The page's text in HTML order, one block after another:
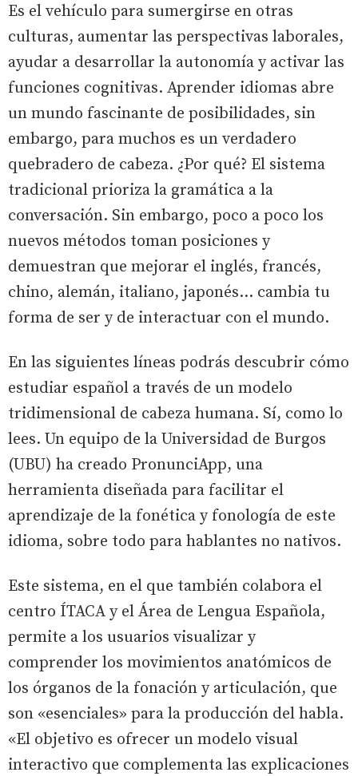
Es el vehículo para sumergirse en otras
culturas, aumentar las perspectivas laborales,
ayudar a desarrollar la autonomía y activar las
funciones cognitivas. Aprender idiomas abre
un mundo fascinante de posibilidades, sin
embargo, para muchos es un verdadero
quebradero de cabeza. ¿Por qué? El sistema
tradicional prioriza la gramática a la
conversación. Sin embargo, poco a poco los
nuevos métodos toman posiciones y
demuestran que mejorar el inglés, francés,
chino, alemán, italiano, japonés… cambia tu
forma de ser y de interactuar con el mundo.
En las siguientes líneas podrás descubrir cómo
estudiar español a través de un modelo
tridimensional de cabeza humana. Sí, como lo
lees. Un equipo de la Universidad de Burgos
(UBU) ha creado PronunciApp, una
herramienta diseñada para facilitar el
aprendizaje de la fonética y fonología de este
idioma, sobre todo para hablantes no nativos.
Este sistema, en el que también colabora el
centro ÍTACA y el Área de Lengua Española,
permite a los usuarios visualizar y
comprender los movimientos anatómicos de
los órganos de la fonación y articulación, que
son «esenciales» para la producción del habla.
«El objetivo es ofrecer un modelo visual
interactivo que complementa las explicaciones